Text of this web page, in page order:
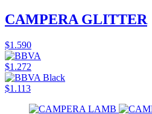
CAMPERA GLITTER
$1.590
$1.272
$1.113